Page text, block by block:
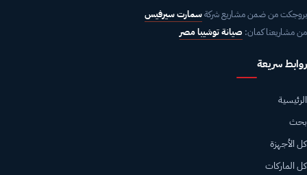
بروجكت من ضمن مشاريع شركةسمارت سيرفيس
من مشاريعنا كمان: صيانة توشيبا مصر
روابط سريعة
الرئيسية
بحث
كل الأجهزة
كل الماركات